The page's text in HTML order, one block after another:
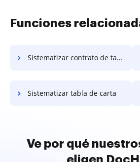
Funciones
Sistematizar contrato de tabla
Sistematizar tabla de carta
Ve por qué
eligen